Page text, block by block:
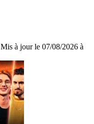
Mis à jour le 07/08/2026 à